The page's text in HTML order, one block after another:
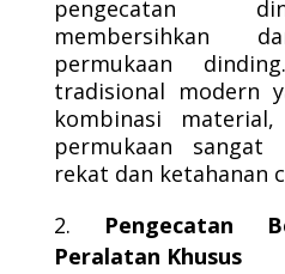
pengecatan
membersihkan
permukaan
tradisional modern
kombinasi
permukaan sangat
rekat dan ketahanan
Pengecatan
Peralatan Khusus